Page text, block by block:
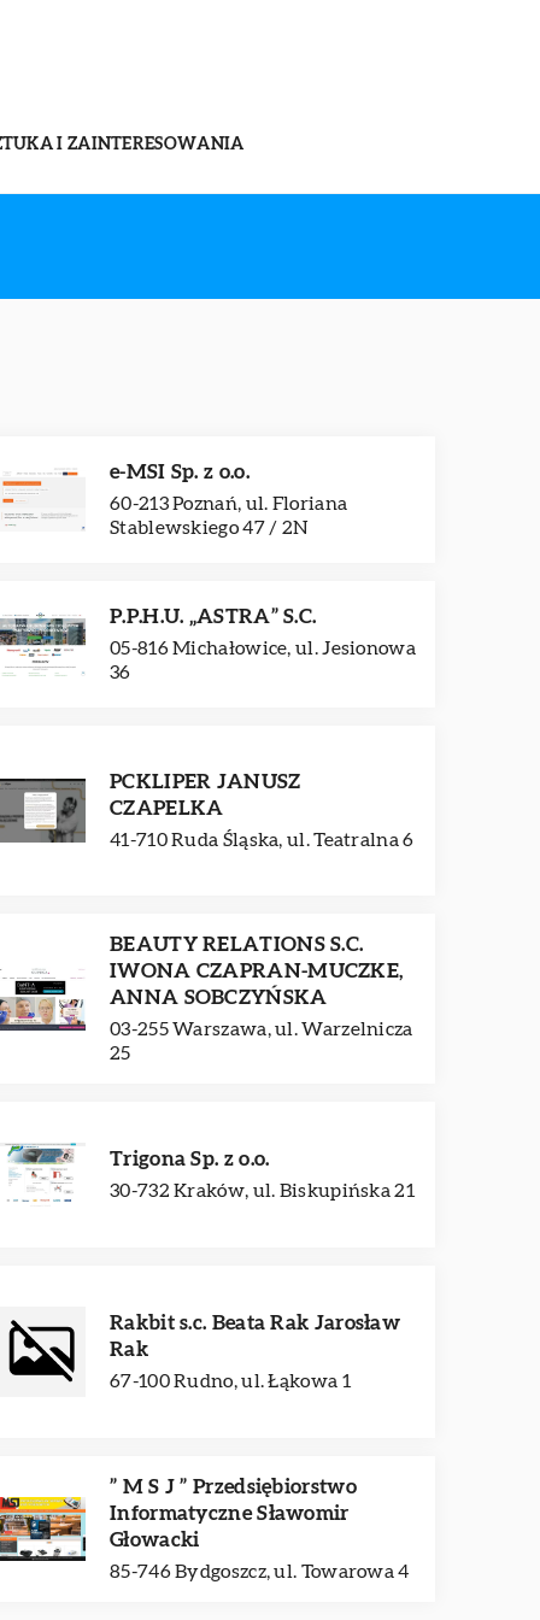
I ZAINTERESOWANIA
e-MSI Sp. z o.o.
60-213 Poznań, ul. Floriana
Stablewskiego 47 / 2N
P.P.H.U. „ASTRA” S.C.
05-816 Michałowice, ul. Jesionowa
36
PCKLIPER JANUSZ
CZAPELKA
41-710 Ruda Śląska, ul. Teatralna 6
BEAUTY RELATIONS S.C.
IWONA CZAPRAN-MUCZKE,
ANNA SOBCZYŃSKA
03-255 Warszawa, ul. Warzelnicza
25
Trigona Sp. z o.o.
30-732 Kraków, ul. Biskupińska 21
Rakbit s.c. Beata Rak Jarosław
Rak
67-100 Rudno, ul. Łąkowa 1
” M S J ” Przedsiębiorstwo
Informatyczne Sławomir
Głowacki
85-746 Bydgoszcz, ul. Towarowa 4